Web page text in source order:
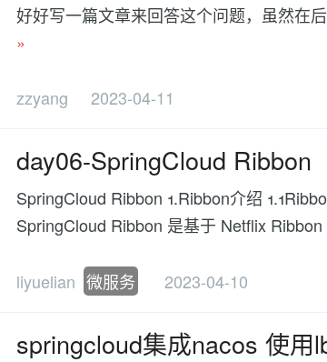
好好写一篇文章来回答这个问题，虽然在
»
zzyang 2023-04-11
day06-SpringCloud Ribbon
SpringCloud Ribbon 1.Ribbon介绍
SpringCloud Ribbon 是基于 Netflix
liyuelian 微服务 2023-04-10
springcloud集成nacos 使用